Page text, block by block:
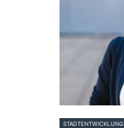
STADTENTWICKLUNG